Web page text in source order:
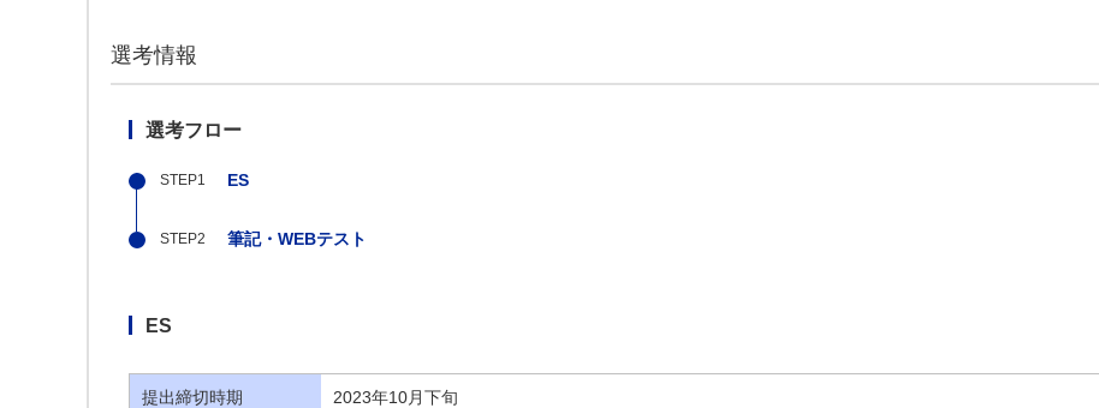
選考情報
選考フロー
ES
筆記・WEBテスト
ES
提出締切時期 2023年10月下旬